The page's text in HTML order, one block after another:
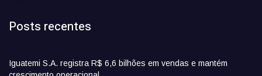
Posts recentes
Iguatemi S.A. registra R$ 6,6 bilhões em vendas e mantém